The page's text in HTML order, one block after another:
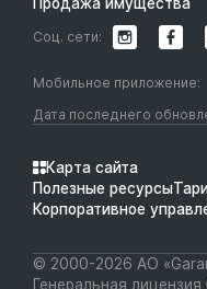
Дата последнего
Мобильное приложение:
Соц. сети:
Карта сайта
Полезные ресурсы
Корпоративное
© 2000-2026 АО
Генеральная лицензия